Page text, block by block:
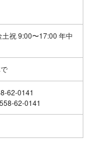
祝 9:00〜17:00 年中
62-0141
62-0141